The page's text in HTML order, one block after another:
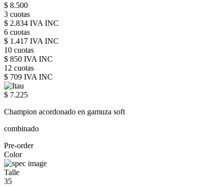
$ 8.500
3 cuotas
$ 2.834 IVA INC
6 cuotas
$ 1.417 IVA INC
10 cuotas
$ 850 IVA INC
12 cuotas
$ 709 IVA INC
$ 7.225
Champion acordonado en gamuza soft
combinado
Pre-order
Color
Talle
35